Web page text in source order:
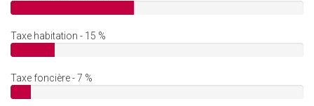
Taxe habitation - 15 %
Taxe foncière - 7 %